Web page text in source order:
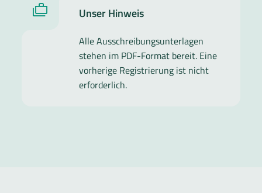
Unser Hinweis
Alle Ausschreibungsunterlagen
stehen im PDF-Format bereit. Eine
vorherige Registrierung ist nicht
erforderlich.